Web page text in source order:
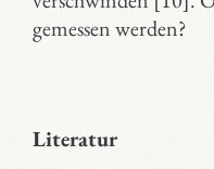
gemessen werden?
Literatur